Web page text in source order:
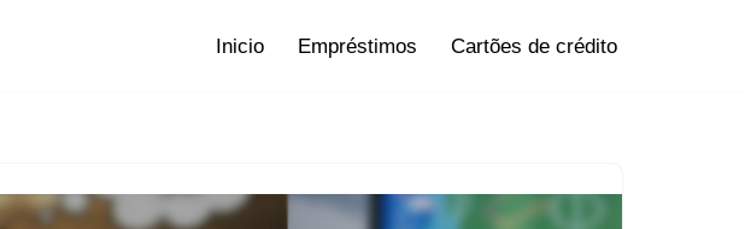
Inicio Empréstimos Cartões de crédito